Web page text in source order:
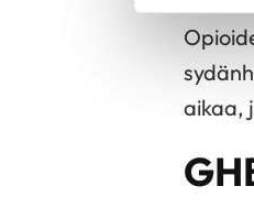
aikaa,